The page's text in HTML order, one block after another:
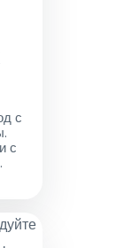
с
с